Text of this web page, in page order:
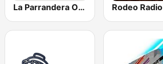
La Parrandera Oficial Rodeo Radio